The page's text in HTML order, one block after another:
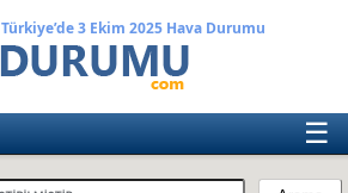
Türkiye’de 3 Ekim 2025 Hava Durumu
☰